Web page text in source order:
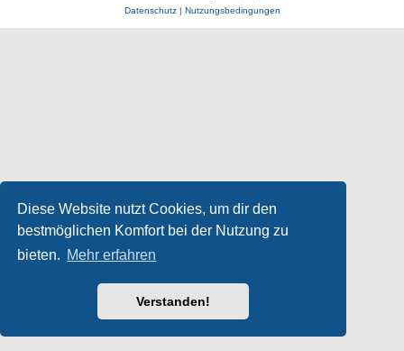
Diese Website nutzt Cookies, um dir den
bestmöglichen Komfort bei der Nutzung zu
bieten. Mehr erfahren
Verstanden!
Datenschutz| Nutzungsbedingungen